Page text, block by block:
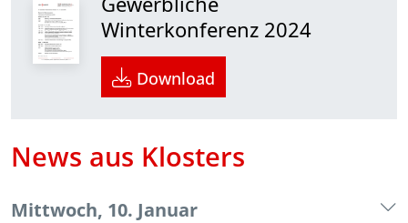
Winterkonferenz 2024
Download
News aus Klosters
Mittwoch, 10. Januar